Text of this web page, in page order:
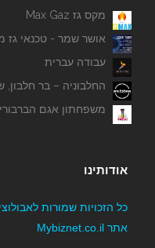
מקס גז Max Gaz
אושר שמר - טכנאי גז
עבודה עברית
החלבוניה – בר חלבון,
משפחתון אגם
אודותינו
אתר Mybiznet.co.il